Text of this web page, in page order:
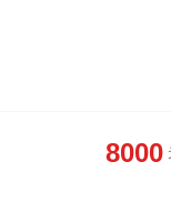
8000